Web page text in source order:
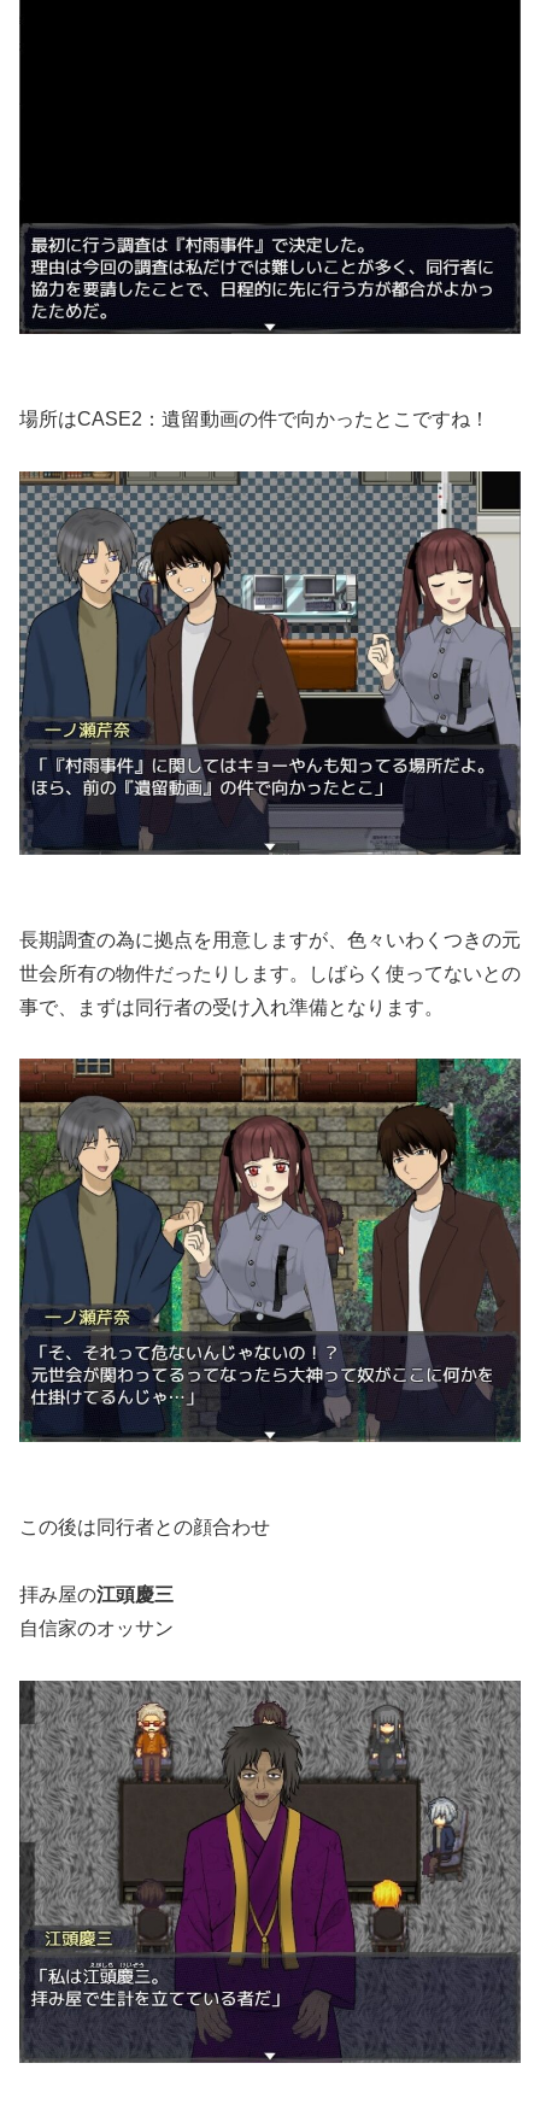
場所はCASE2：遺留動画の件で向かったとこですね！
長期調査の為に拠点を用意しますが、色々いわくつきの元
世会所有の物件だったりします。しばらく使ってないとの
事で、まずは同行者の受け入れ準備となります。
この後は同行者との顔合わせ
拝み屋の江頭慶三
自信家のオッサン